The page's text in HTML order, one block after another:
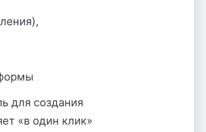
для создания
«в один клик»